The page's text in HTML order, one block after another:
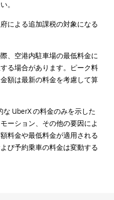
。
による追加課税の対象になる
、空港内駐車場の最低料金に
る場合があります。ピーク料
額は最新の料金を考慮して算
UberX の料金のみを示した
ーション、その他の要因によ
料金や最低料金が適用される
び予約乗車の料金は変動する